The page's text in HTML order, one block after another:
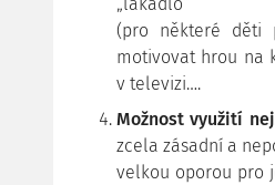
(pro některé děti
motivovat hrou na
v televizi….
Možnost využití
zcela zásadní a
velkou oporou pro